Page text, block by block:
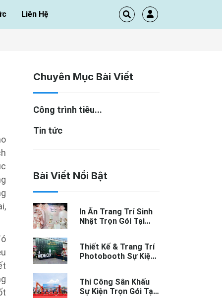
Liên Hệ
Chuyên Mục Bài Viết
Công trình tiêu...
Tin tức
Bài Viết Nổi Bật
In Ấn Trang Trí Sinh
Nhật Trọn Gói Tại
Thiết Kế & Trang Trí
Photobooth Sự Kiện
Thi Công Sân Khấu
Sự Kiện Trọn Gói Tại